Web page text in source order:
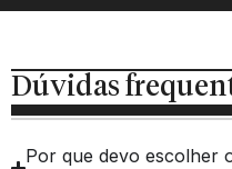
Dúvidas
Por que devo escolher